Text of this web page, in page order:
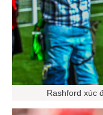
Rashford xúc